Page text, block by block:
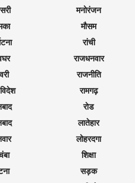
मनोरंजन
मौसम
रांची
राजधनवार
राजनीति
रामगढ़
रोड
लातेहार
लोहरदगा
शिक्षा
सड़क